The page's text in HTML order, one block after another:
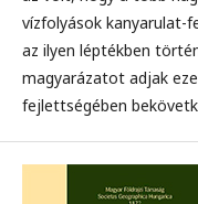
vízfolyások kanyarulat-
az ilyen léptékben
magyarázatot adjak
fejlettségében